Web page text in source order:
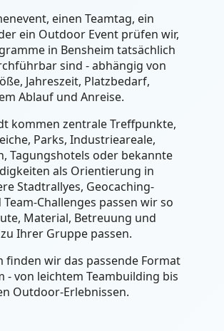
einen Teamtag, ein
ein Outdoor Event prüfen wir,
in Bensheim tatsächlich
sind - abhängig von
Jahreszeit, Platzbedarf,
Ablauf und Anreise.
kommen zentrale Treffpunkte,
Parks, Industrieareale,
Tagungshotels oder bekannte
als Orientierung in
Stadtrallyes, Geocaching-
Challenges passen wir so
Material, Betreuung und
Ihrer Gruppe passen.
finden wir das passende Format
- von leichtem Teambuilding bis
Outdoor-Erlebnissen.